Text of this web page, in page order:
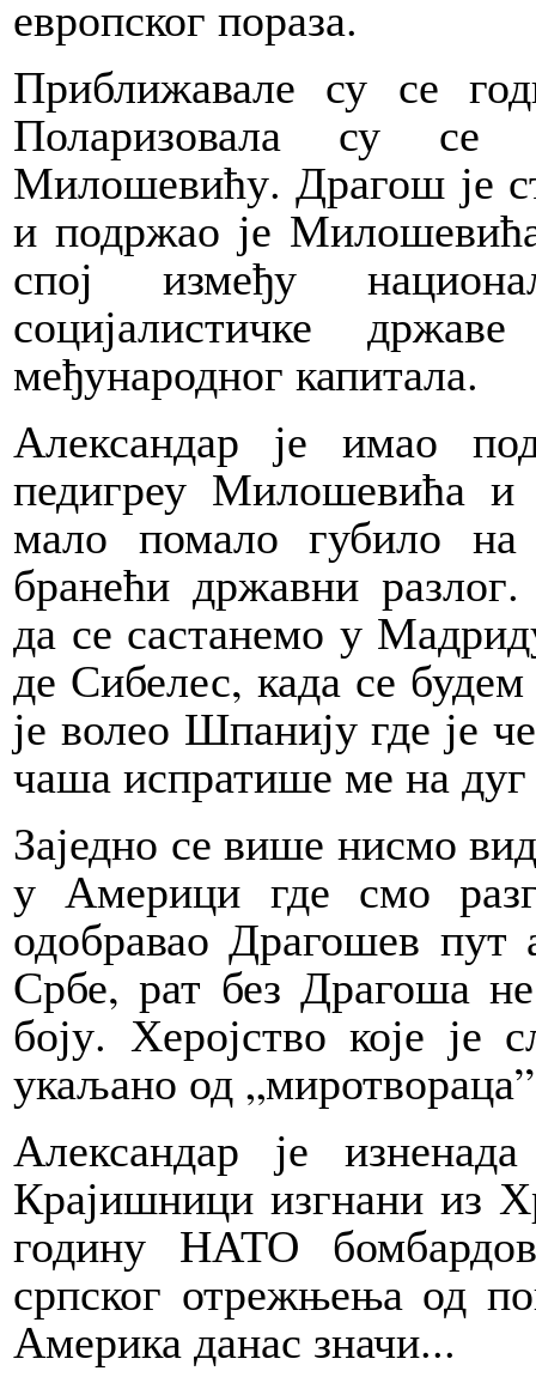
европског пораза.
Приближавале су се
Поларизовала су се
Милошевићу. Драгош је
и подржао је
спој између
социјалистичке
међународног капитала.
Александар је имао
педигреу Милошевића и
мало помало губило на
бранећи државни
да се састанемо у
де Сибелес, када се
је волео Шпанију где је
чаша испратише ме на
Заједно се више нисмо
у Америци где смо
одобравао Драгошев пут
Србе, рат без Драгоша
боју. Херојство које је
укаљано од
Александар је
Крајишници изгнани из
годину НАТО
српског отрежњења од
Америка данас значи...